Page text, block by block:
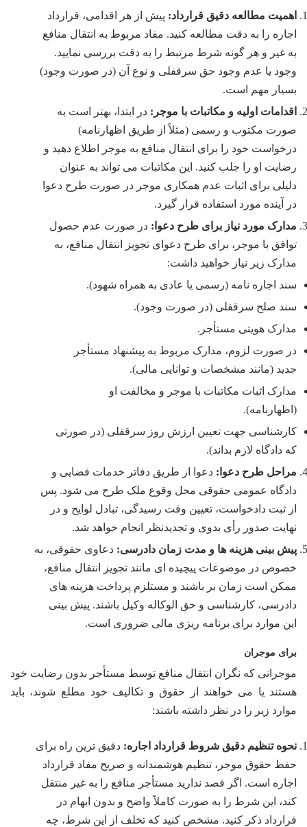
اهمیت مطالعه دقیق قرارداد: پیش از هر اقدامی، قرارداد
اجاره را به دقت مطالعه کنید. مفاد مربوط به انتقال منافع
به غیر و هر گونه شرط مرتبط را به دقت بررسی نمایید.
وجود یا عدم وجود حق سرقفلی و نوع آن (در صورت وجود)
بسیار مهم است.
اقدامات اولیه و مکاتبات با موجر: در ابتدا، بهتر است به
صورت مکتوب و رسمی (مثلاً از طریق اظهارنامه)
درخواست خود را برای انتقال منافع به موجر اطلاع دهید و
رضایت او را جلب کنید. این مکاتبات می تواند به عنوان
دلیلی برای اثبات عدم همکاری موجر در صورت طرح دعوا
در آینده مورد استفاده قرار گیرد.
مدارک مورد نیاز برای طرح دعوا: در صورت عدم حصول
توافق با موجر، برای طرح دعوای تجویز انتقال منافع، به
مدارک زیر نیاز خواهید داشت:
سند اجاره نامه (رسمی یا عادی به همراه شهود).
سند صلح سرقفلی (در صورت وجود).
مدارک هویتی مستأجر.
در صورت لزوم، مدارک مربوط به پیشنهاد مستأجر
جدید (مانند مشخصات و توانایی مالی).
مدارک اثبات مکاتبات با موجر و مخالفت او
(اظهارنامه).
کارشناسی جهت تعیین ارزش روز سرقفلی (در صورتی
که دادگاه لازم بداند).
مراحل طرح دعوا: دعوا از طریق دفاتر خدمات قضایی و
دادگاه عمومی حقوقی محل وقوع ملک طرح می شود. پس
از ثبت دادخواست، تعیین وقت رسیدگی، تبادل لوایح و در
نهایت صدور رأی بدوی و تجدیدنظر انجام خواهد شد.
پیش بینی هزینه ها و مدت زمان دادرسی: دعاوی حقوقی، به
خصوص در موضوعات پیچیده ای مانند تجویز انتقال منافع،
ممکن است زمان بر باشند و مستلزم پرداخت هزینه های
دادرسی، کارشناسی و حق الوکاله وکیل باشند. پیش بینی
این موارد برای برنامه ریزی مالی ضروری است.
برای موجران
موجرانی که نگران انتقال منافع توسط مستأجر بدون رضایت خود
هستند یا می خواهند از حقوق و تکالیف خود مطلع شوند، باید
موارد زیر را در نظر داشته باشند:
نحوه تنظیم دقیق شروط قرارداد اجاره: دقیق ترین راه برای
حفظ حقوق موجر، تنظیم هوشمندانه و صریح مفاد قرارداد
اجاره است. اگر قصد ندارید مستأجر منافع را به غیر منتقل
کند، این شرط را به صورت کاملاً واضح و بدون ابهام در
قرارداد ذکر کنید. مشخص کنید که تخلف از این شرط، چه